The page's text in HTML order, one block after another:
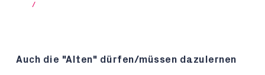
/
Auch die "Alten" dürfen/müssen dazulernen